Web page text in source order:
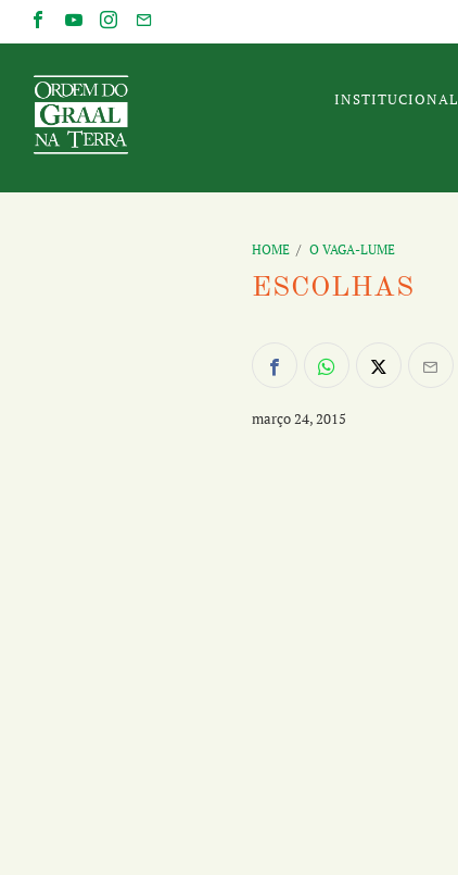
INSTITUCIONAL
HOME / O VAGA-LUME
ESCOLHAS
março 24, 2015